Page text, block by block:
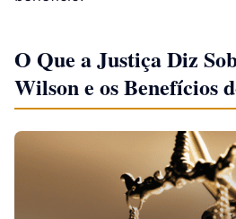
O Que a Justiça Diz
Wilson e os Benefícios